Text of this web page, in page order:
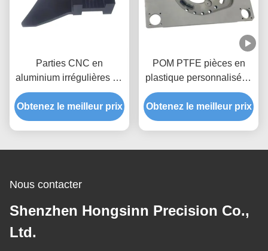
Parties CNC en
aluminium irrégulières en
forme spéciale
Obtenez le meilleur prix
POM PTFE pièces en
plastique personnalisées
fabricants pièces en
plastique personnalisées
Obtenez le meilleur prix
Nous contacter
Shenzhen Hongsinn Precision Co.,
Ltd.